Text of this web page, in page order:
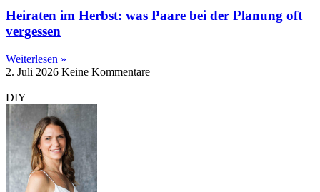
Heiraten im Herbst: was Paare bei der Planung oft
vergessen
Weiterlesen »
2. Juli 2026 Keine Kommentare
DIY